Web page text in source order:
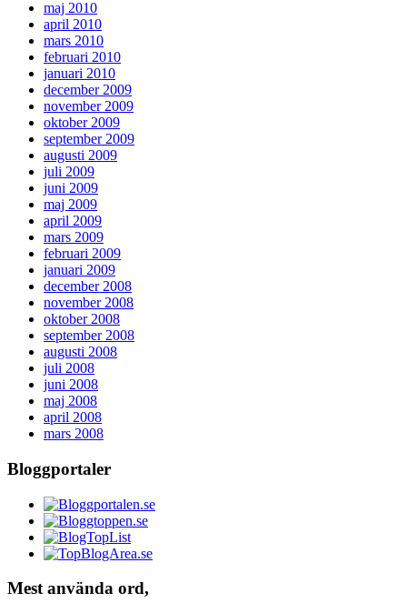
maj 2010
april 2010
mars 2010
februari 2010
januari 2010
december 2009
november 2009
oktober 2009
september 2009
augusti 2009
juli 2009
juni 2009
maj 2009
april 2009
mars 2009
februari 2009
januari 2009
december 2008
november 2008
oktober 2008
september 2008
augusti 2008
juli 2008
juni 2008
maj 2008
april 2008
mars 2008
Bloggportaler
Mest använda ord,